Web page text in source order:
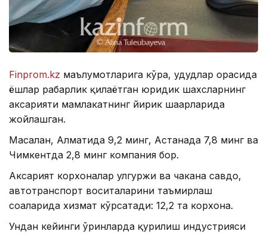
Finprom.kz маълумотларига кўра, ҳудудлар орасида
ёшлар раҳбарлик қилаётган юридик шахсларнинг
аксарияти мамлакатнинг йирик шаҳарларида
жойлашган.
Масалан, Алматида 9,2 минг, Астанада 7,8 минг ва
Чимкентда 2,8 минг компания бор.
Аксарият корхоналар улгуржи ва чакана савдо,
автотранспорт воситаларини таъмирлаш
соҳаларида хизмат кўрсатади: 12,2 та корхона.
Ундан кейинги ўринларда қурилиш индустрияси